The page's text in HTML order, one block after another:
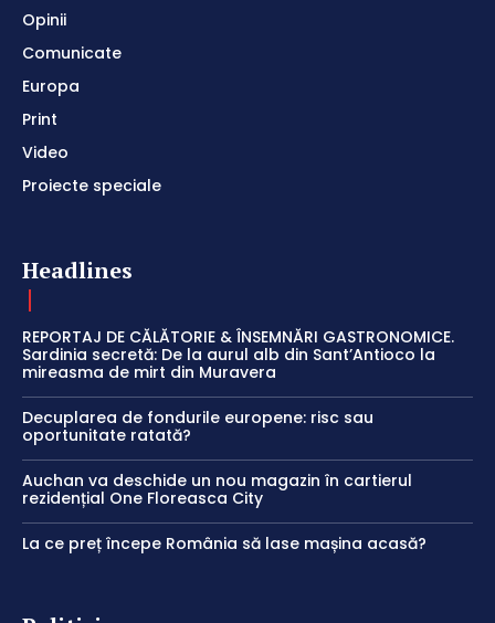
Opinii
Comunicate
Europa
Print
Video
Proiecte speciale
Headlines
REPORTAJ DE CĂLĂTORIE & ÎNSEMNĂRI GASTRONOMICE.
Sardinia secretă: De la aurul alb din Sant’Antioco la
mireasma de mirt din Muravera
Decuplarea de fondurile europene: risc sau
oportunitate ratată?
Auchan va deschide un nou magazin în cartierul
rezidențial One Floreasca City
La ce preț începe România să lase mașina acasă?